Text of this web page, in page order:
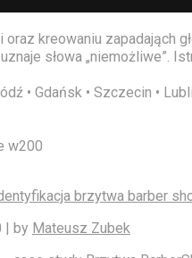
kreowaniu
słowa „niemożliwe”.
• Gdańsk • Szczecin •
| by Mateusz Zubek